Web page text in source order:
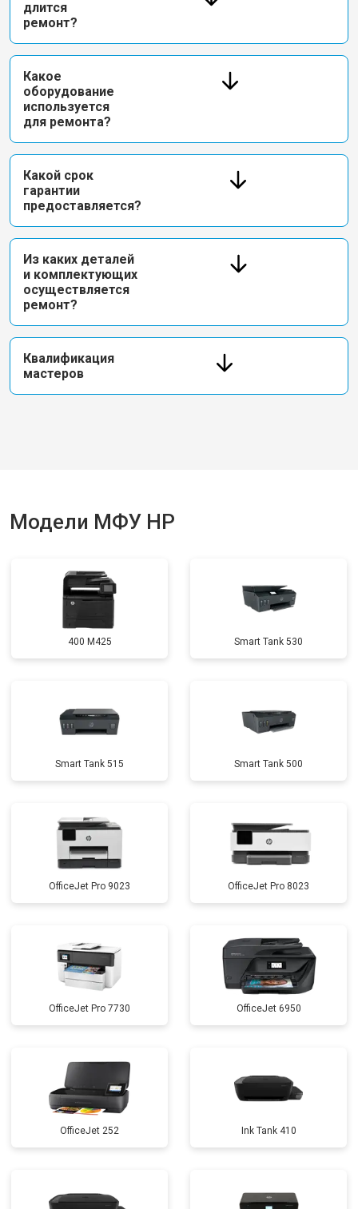
длится
ремонт?
Какое
оборудование
используется
для ремонта?
Какой срок
гарантии
предоставляется?
Из каких деталей
и комплектующих
осуществляется
ремонт?
Квалификация
мастеров
Модели МФУ HP
400 M425 Smart Tank 530
Smart Tank 515 Smart Tank 500
OfficeJet Pro 9023 OfficeJet Pro 8023
OfficeJet Pro 7730 OfficeJet 6950
OfficeJet 252 Ink Tank 410